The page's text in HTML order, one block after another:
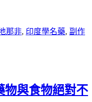
那非, 印度學名藥, 副作
物與食物絕對不